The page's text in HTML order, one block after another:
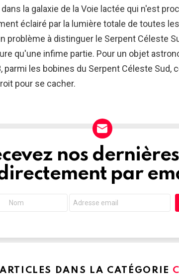
la galaxie de la Voie lactée qui n'est
éclairé par la lumière totale de toutes
problème à distinguer le Serpent Céleste
qu'une infime partie. Pour un objet
parmi les bobines du Serpent Céleste Sud,
pour se cacher.
nos
par
DANS LA CATÉGORIE